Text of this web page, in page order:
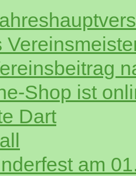
Shop ist
Dart
am